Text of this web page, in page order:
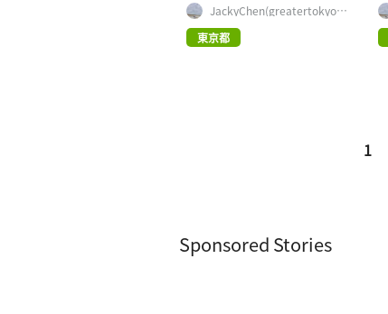
JackyChen(greatertokyo_e
xplorer)
東京都
1
Sponsored Stories